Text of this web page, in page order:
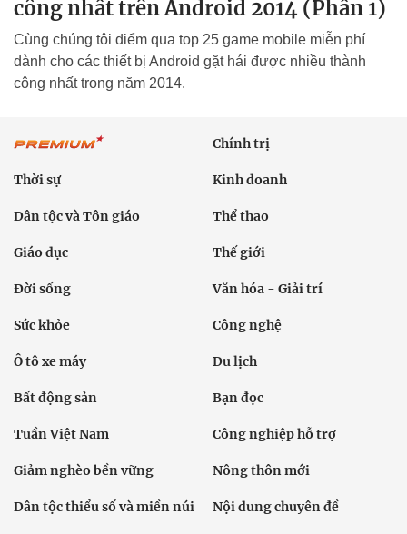
công nhất trên Android 2014 (Phần 1)
Cùng chúng tôi điểm qua top 25 game mobile miễn phí
dành cho các thiết bị Android gặt hái được nhiều thành
công nhất trong năm 2014.
Chính trị
Thời sự Kinh doanh
Dân tộc và Tôn giáo Thể thao
Giáo dục Thế giới
Đời sống Văn hóa - Giải trí
Sức khỏe Công nghệ
Ô tô xe máy Du lịch
Bất động sản Bạn đọc
Tuần Việt Nam Công nghiệp hỗ trợ
Giảm nghèo bền vững Nông thôn mới
Dân tộc thiểu số và miền núi Nội dung chuyên đề